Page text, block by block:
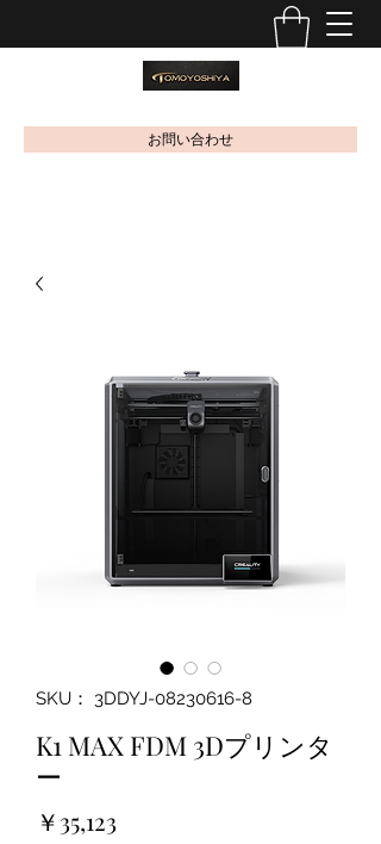
お問い合わせ
SKU： 3DDYJ-08230616-8
K1 MAX FDM 3Dプリンタ
ー
￥35,123